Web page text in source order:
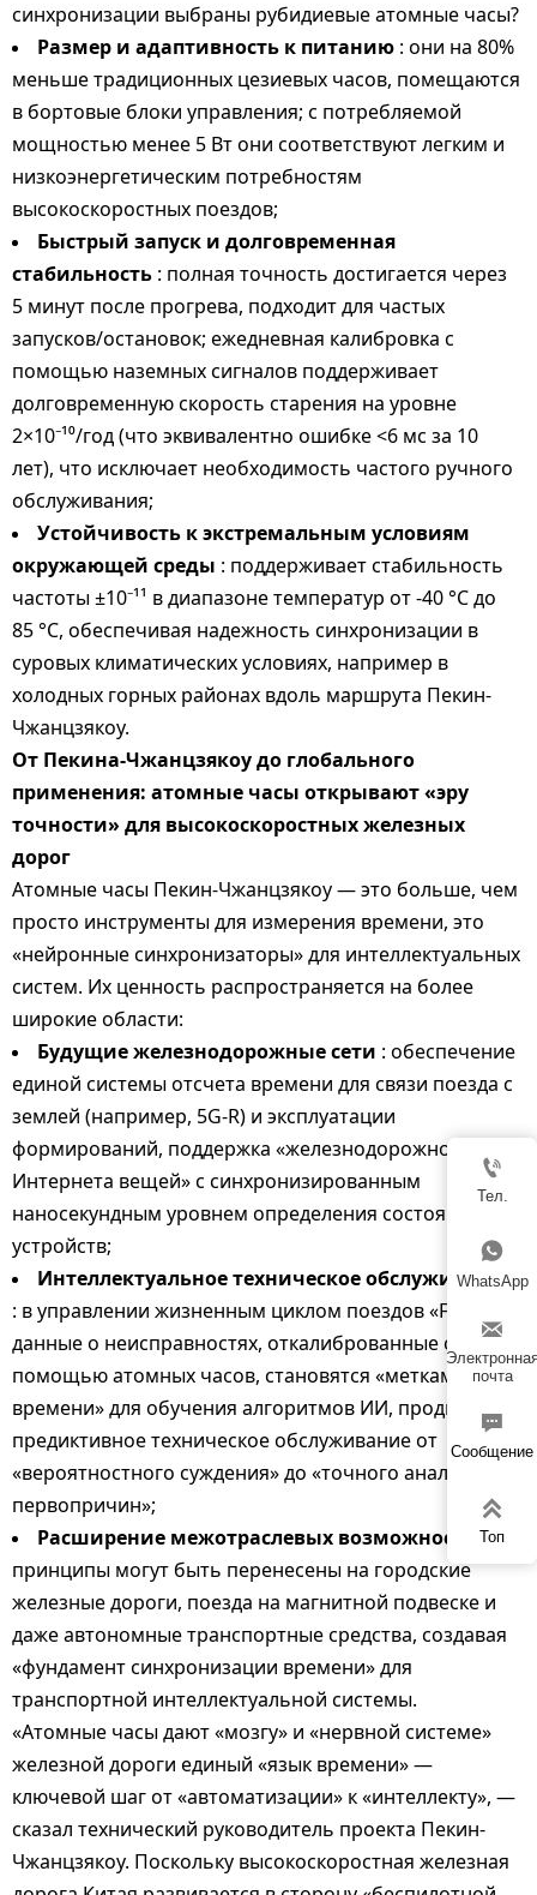
синхронизации выбраны рубидиевые атомные часы?
Размер и адаптивность к питанию : они на 80%
меньше традиционных цезиевых часов, помещаются
в бортовые блоки управления; с потребляемой
мощностью менее 5 Вт они соответствуют легким и
низкоэнергетическим потребностям
высокоскоростных поездов;
Быстрый запуск и долговременная
стабильность : полная точность достигается через
5 минут после прогрева, подходит для частых
запусков/остановок; ежедневная калибровка с
помощью наземных сигналов поддерживает
долговременную скорость старения на уровне
2×10⁻¹⁰/год (что эквивалентно ошибке <6 мс за 10
лет), что исключает необходимость частого ручного
обслуживания;
Устойчивость к экстремальным условиям
окружающей среды : поддерживает стабильность
частоты ±10⁻¹¹ в диапазоне температур от -40 °C до
85 °C, обеспечивая надежность синхронизации в
суровых климатических условиях, например в
холодных горных районах вдоль маршрута Пекин-
Чжанцзякоу.
От Пекина-Чжанцзякоу до глобального
применения: атомные часы открывают «эру
точности» для высокоскоростных железных
дорог
Атомные часы Пекин-Чжанцзякоу — это больше, чем
просто инструменты для измерения времени, это
«нейронные синхронизаторы» для интеллектуальных
систем. Их ценность распространяется на более
широкие области:
Будущие железнодорожные сети : обеспечение
единой системы отсчета времени для связи поезда с
землей (например, 5G-R) и эксплуатации
формирований, поддержка «железнодорожного
Интернета вещей» с синхронизированным
наносекундным уровнем определения состояния
устройств;
Интеллектуальное техническое обслуживание
: в управлении жизненным циклом поездов «Fuxing»
данные о неисправностях, откалиброванные с
помощью атомных часов, становятся «метками
времени» для обучения алгоритмов ИИ, продвигая
предиктивное техническое обслуживание от
«вероятностного суждения» до «точного анализа
первопричин»;
Расширение межотраслевых возможностей:
принципы могут быть перенесены на городские
железные дороги, поезда на магнитной подвеске и
даже автономные транспортные средства, создавая
«фундамент синхронизации времени» для
транспортной интеллектуальной системы.
«Атомные часы дают «мозгу» и «нервной системе»
железной дороги единый «язык времени» —
ключевой шаг от «автоматизации» к «интеллекту», —
сказал технический руководитель проекта Пекин-
Чжанцзякоу. Поскольку высокоскоростная железная

Тел.

WhatsApp

почта

Сообщение

Топ